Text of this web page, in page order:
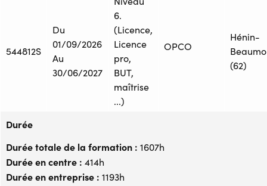
544812S
Du
01/09/2026
Au
30/06/2027
6.
(Licence,
Licence
pro,
BUT,
maîtrise
...)
OPCO
Hénin-
(62)
Durée
Durée totale de la formation : 1607h
Durée en centre : 414h
Durée en entreprise : 1193h